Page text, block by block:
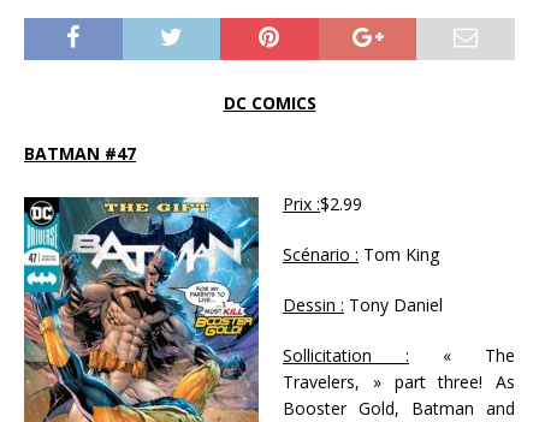
DC COMICS
BATMAN #47
Prix :$2.99
Scénario : Tom King
Dessin : Tony Daniel
Sollicitation : « The
Travelers, » part three! As
Booster Gold, Batman and